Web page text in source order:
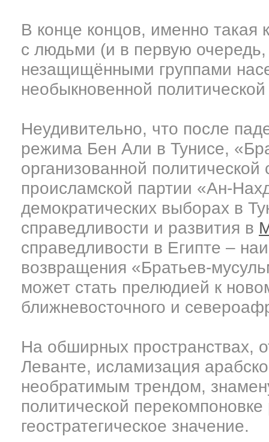
В конце концов, именно такая
с людьми (и в первую
незащищёнными группами
необыкновенной
Неудивительно, что после
режима Бен Али в Тунисе,
организованной
происламской партии «Ан-
демократических выборах в
справедливости и развития в
справедливости в Египте –
возвращения «Братьев-
может стать прелюдией к
ближневосточного и
На обширных пространствах,
Леванте, исламизация
необратимым трендом,
политической
геостратегическое значение.